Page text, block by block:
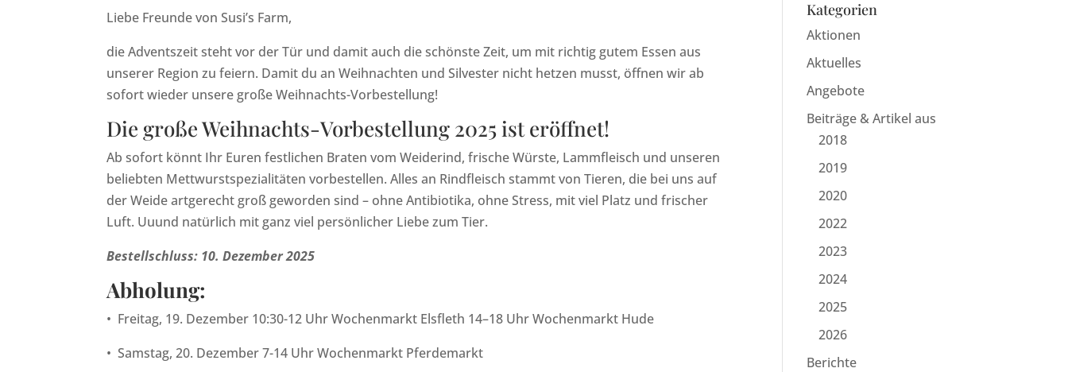
Liebe Freunde von Susi’s Farm,
die Adventszeit steht vor der Tür und damit auch die schönste Zeit, um mit richtig gutem Essen aus
unserer Region zu feiern. Damit du an Weihnachten und Silvester nicht hetzen musst, öffnen wir ab
sofort wieder unsere große Weihnachts-Vorbestellung!
Die große Weihnachts-Vorbestellung 2025 ist eröffnet!
Ab sofort könnt Ihr Euren festlichen Braten vom Weiderind, frische Würste, Lammfleisch und unseren
beliebten Mettwurstspezialitäten vorbestellen. Alles an Rindfleisch stammt von Tieren, die bei uns auf
der Weide artgerecht groß geworden sind – ohne Antibiotika, ohne Stress, mit viel Platz und frischer
Luft. Uuund natürlich mit ganz viel persönlicher Liebe zum Tier.
Bestellschluss: 10. Dezember 2025
Abholung:
• Freitag, 19. Dezember 10:30-12 Uhr Wochenmarkt Elsfleth 14–18 Uhr Wochenmarkt Hude
• Samstag, 20. Dezember 7-14 Uhr Wochenmarkt Pferdemarkt
Kategorien
Aktionen
Aktuelles
Angebote
Beiträge & Artikel aus
2018
2019
2020
2022
2023
2024
2025
2026
Berichte